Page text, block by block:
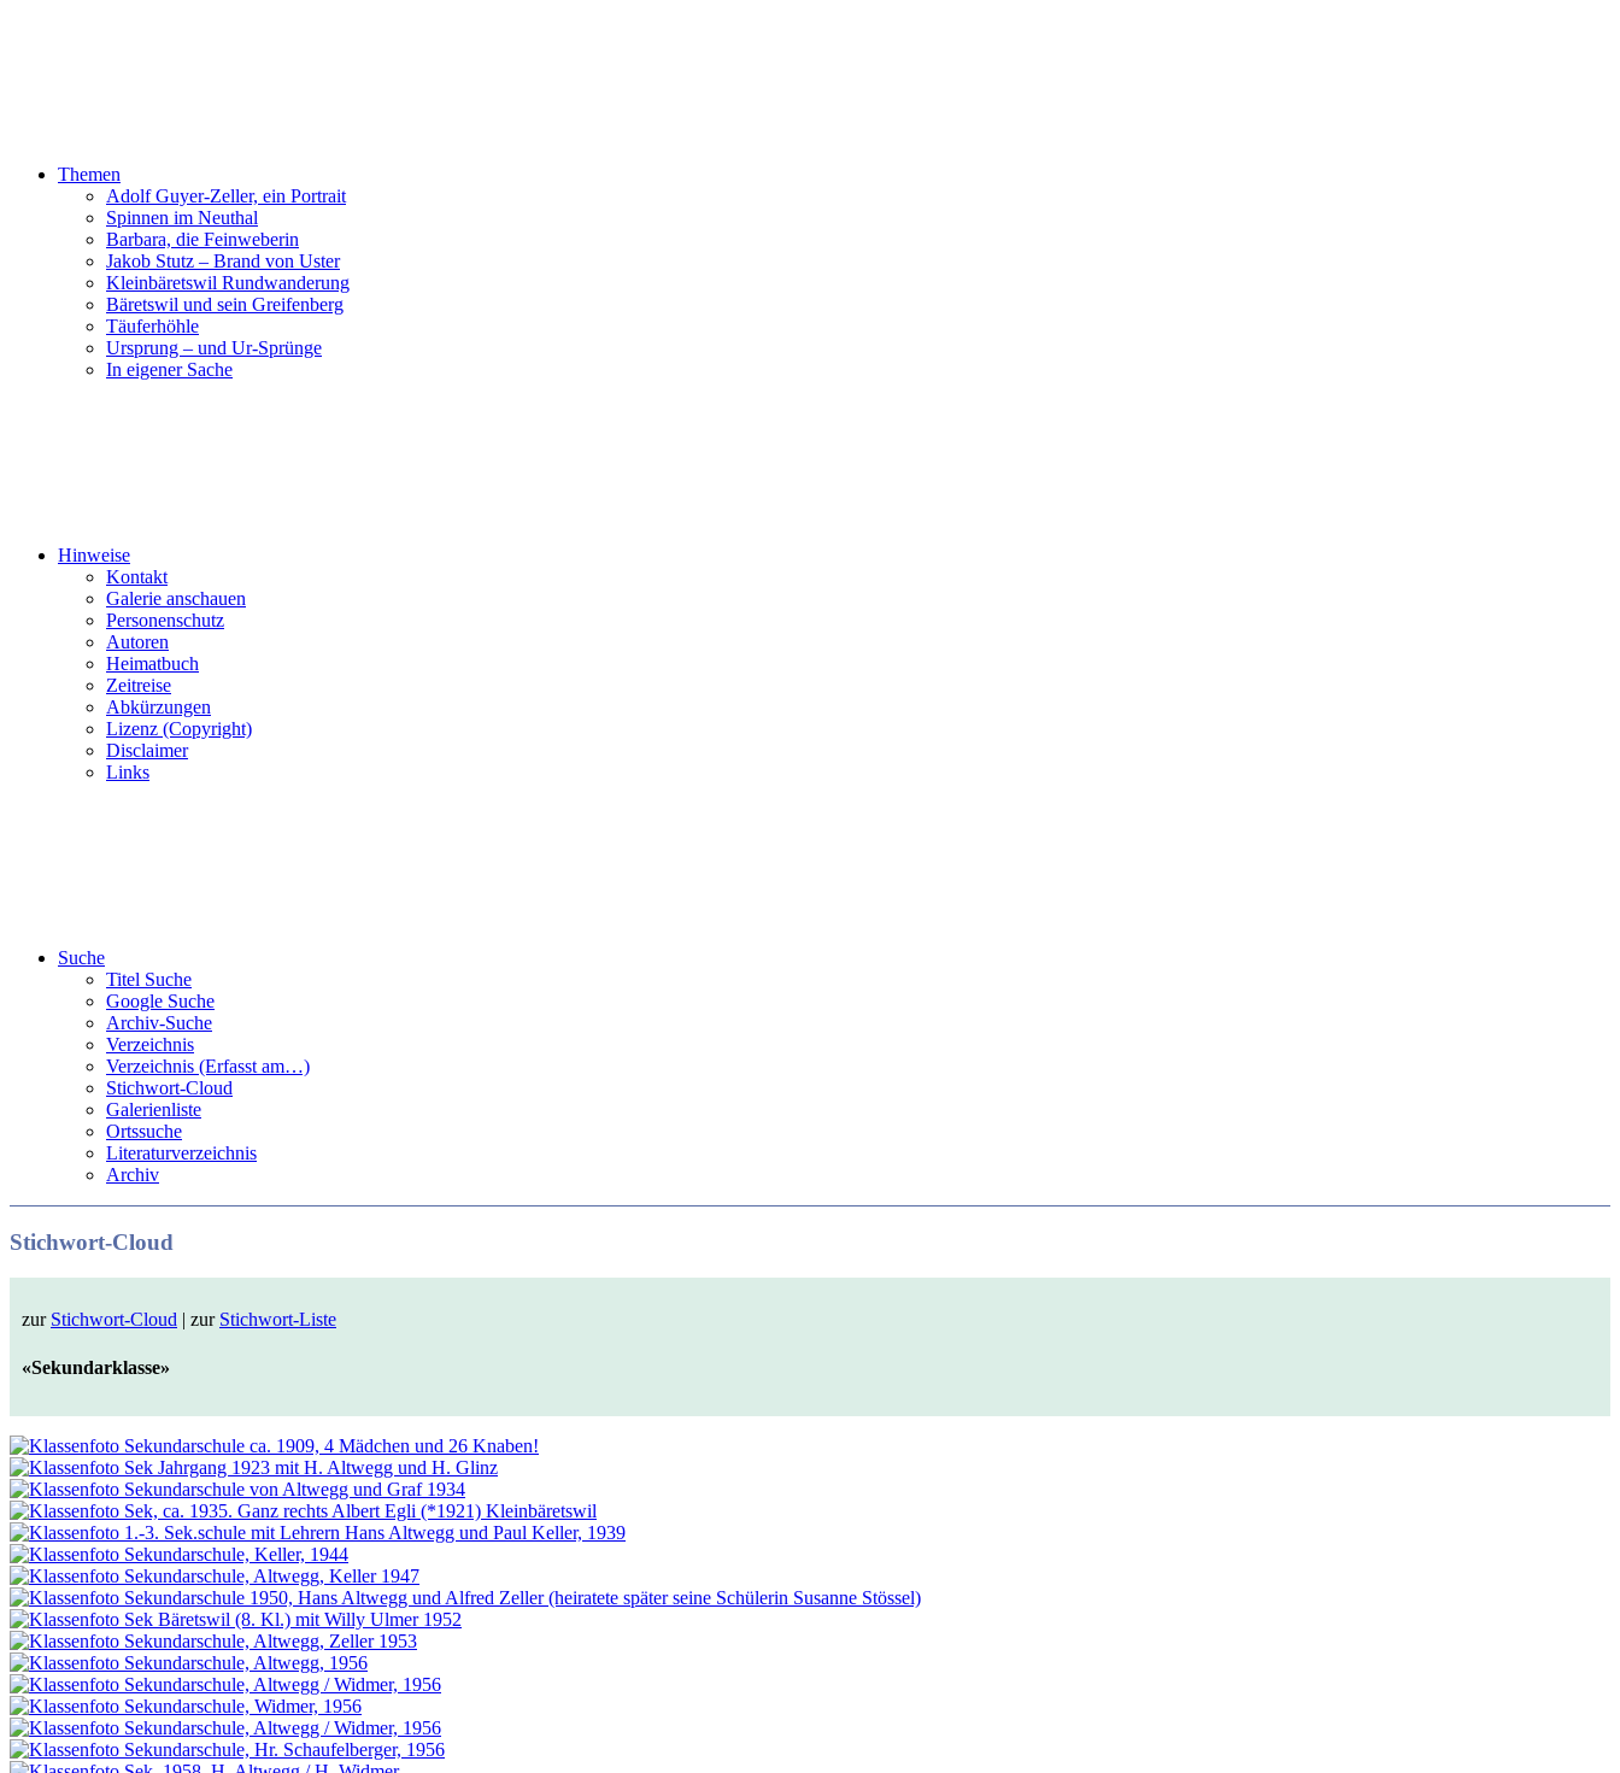
Themen
Adolf Guyer-Zeller, ein Portrait
Spinnen im Neuthal
Barbara, die Feinweberin
Jakob Stutz – Brand von Uster
Kleinbäretswil Rundwanderung
Bäretswil und sein Greifenberg
Täuferhöhle
Ursprung – und Ur-Sprünge
In eigener Sache
Hinweise
Kontakt
Galerie anschauen
Personenschutz
Autoren
Heimatbuch
Zeitreise
Abkürzungen
Lizenz (Copyright)
Disclaimer
Links
Suche
Titel Suche
Google Suche
Archiv-Suche
Verzeichnis
Verzeichnis (Erfasst am…)
Stichwort-Cloud
Galerienliste
Ortssuche
Literaturverzeichnis
Archiv
Stichwort-Cloud
zur Stichwort-Cloud | zur Stichwort-Liste
«Sekundarklasse»